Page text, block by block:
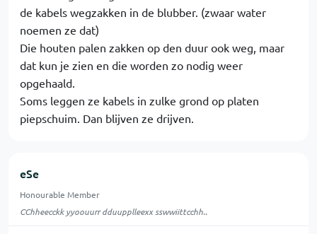
de kabels wegzakken in de blubber. (zwaar water
noemen ze dat)
Die houten palen zakken op den duur ook weg, maar
dat kun je zien en die worden zo nodig weer
opgehaald.
Soms leggen ze kabels in zulke grond op platen
piepschuim. Dan blijven ze drijven.
eSe
Honourable Member
CChheecckk yyoouurr dduupplleexx sswwiittcchh..